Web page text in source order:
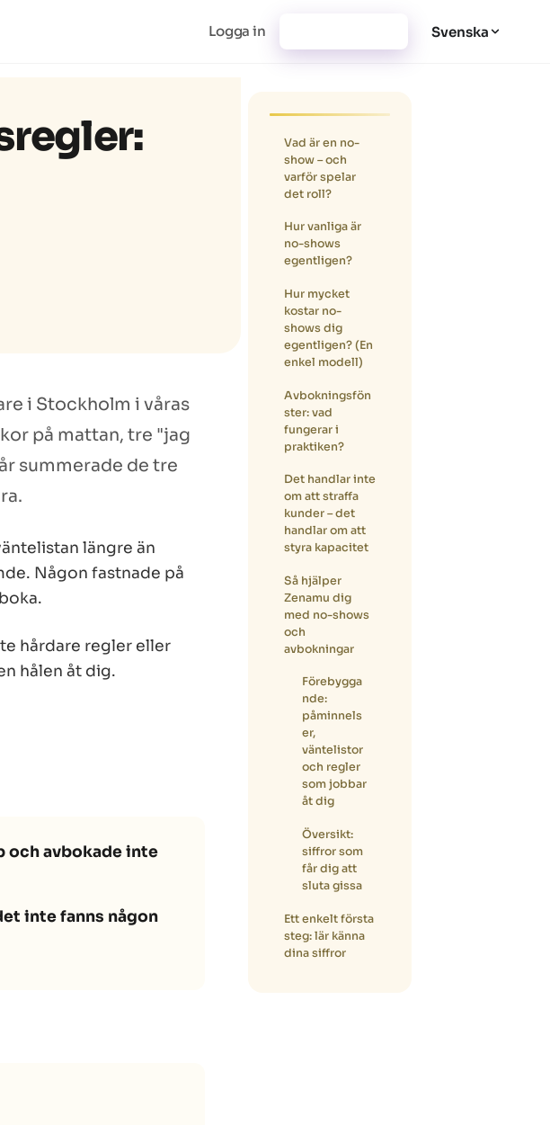
Logga in Svenska
i Stockholm i våras
på mattan, tre "jag
summerade de tre
längre än
Någon fastnade på
hårdare regler eller
hålen åt dig.
och avbokade inte
inte fanns någon
Vad är en no-
show – och
varför spelar
det roll?
Hur vanliga är
no-shows
egentligen?
Hur mycket
kostar no-
shows dig
egentligen? (En
enkel modell)
Avbokningsfön
ster: vad
fungerar i
praktiken?
Det handlar inte
om att straffa
kunder – det
handlar om att
styra kapacitet
Så hjälper
Zenamu dig
med no-shows
och
avbokningar
Förebygga
nde:
påminnels
er,
väntelistor
och regler
som jobbar
åt dig
Översikt:
siffror som
får dig att
sluta gissa
Ett enkelt första
steg: lär känna
dina siffror